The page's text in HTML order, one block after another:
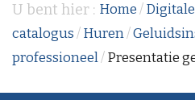
U bent hier : Home / Digitale
catalogus / Huren/
professioneel/ Presentatie